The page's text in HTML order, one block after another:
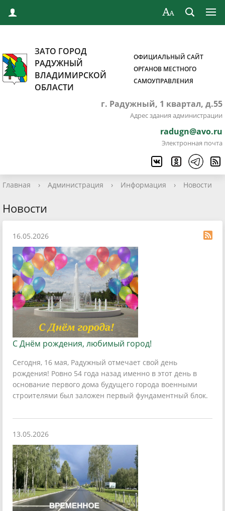
ЗАТО ГОРОД
РАДУЖНЫЙ
ВЛАДИМИРСКОЙ
ОБЛАСТИ
ОФИЦИАЛЬНЫЙ САЙТ
ОРГАНОВ МЕСТНОГО
САМОУПРАВЛЕНИЯ
г. Радужный, 1 квартал, д.55
Адрес здания администрации
radugn@avo.ru
Электронная почта
Главная › Администрация › Информация › Новости
Новости
16.05.2026
С Днём рождения, любимый город!
Сегодня, 16 мая, Радужный отмечает свой день
рождения! Ровно 54 года назад именно в этот день в
основание первого дома будущего города военными
строителями был заложен первый фундаментный блок.
13.05.2026